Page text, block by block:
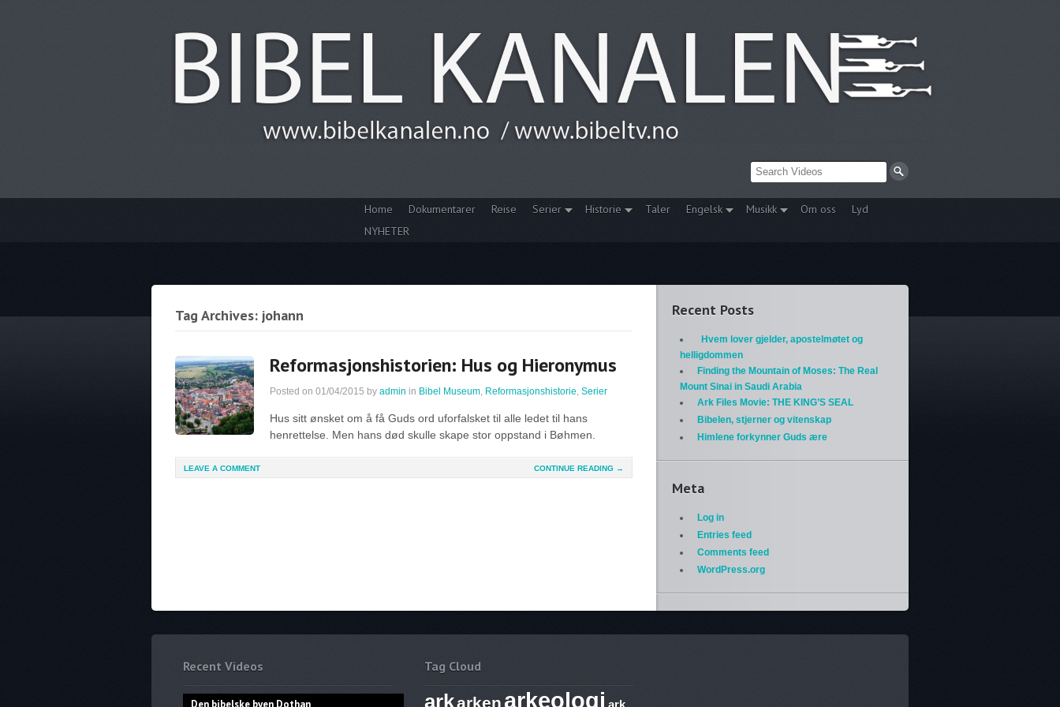
Home Dokumentarer Reise Serier Historie Taler Engelsk Musikk Om oss
Lyd
NYHETER
Tag Archives: johann
Reformasjonshistorien: Hus og Hieronymus
Posted on 01/04/2015 by admin in Bibel Museum, Reformasjonshistorie, Serier
Hus sitt ønsket om å få Guds ord uforfalsket til alle ledet til hans
henrettelse. Men hans død skulle skape stor oppstand i Bøhmen.
LEAVE A COMMENT CONTINUE READING →
Recent Posts
Hvem lover gjelder, apostelmøtet og
helligdommen
Finding the Mountain of Moses: The Real
Mount Sinai in Saudi Arabia
Ark Files Movie: THE KING’S SEAL
Bibelen, stjerner og vitenskap
Himlene forkynner Guds ære
Meta
Log in
Entries feed
Comments feed
WordPress.org
Recent Videos Tag Cloud
arkarken arkeologi